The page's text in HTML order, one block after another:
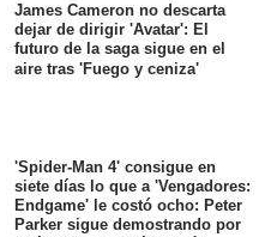
James Cameron no descarta
dejar de dirigir 'Avatar': El
futuro de la saga sigue en el
aire tras 'Fuego y ceniza'
'Spider-Man 4' consigue en
siete días lo que a 'Vengadores:
Endgame' le costó ocho: Peter
Parker sigue demostrando por